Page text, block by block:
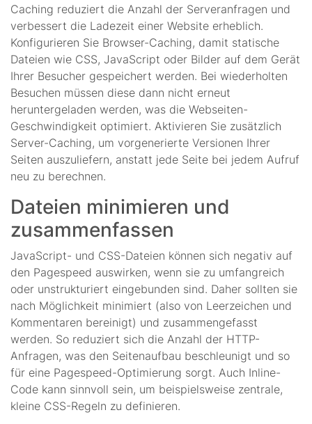
Caching reduziert die Anzahl der Serveranfragen und
verbessert die Ladezeit einer Website erheblich.
Konfigurieren Sie Browser-Caching, damit statische
Dateien wie CSS, JavaScript oder Bilder auf dem Gerät
Ihrer Besucher gespeichert werden. Bei wiederholten
Besuchen müssen diese dann nicht erneut
heruntergeladen werden, was die Webseiten-
Geschwindigkeit optimiert. Aktivieren Sie zusätzlich
Server-Caching, um vorgenerierte Versionen Ihrer
Seiten auszuliefern, anstatt jede Seite bei jedem Aufruf
neu zu berechnen.
Dateien minimieren und
zusammenfassen
JavaScript- und CSS-Dateien können sich negativ auf
den Pagespeed auswirken, wenn sie zu umfangreich
oder unstrukturiert eingebunden sind. Daher sollten sie
nach Möglichkeit minimiert (also von Leerzeichen und
Kommentaren bereinigt) und zusammengefasst
werden. So reduziert sich die Anzahl der HTTP-
Anfragen, was den Seitenaufbau beschleunigt und so
für eine Pagespeed-Optimierung sorgt. Auch Inline-
Code kann sinnvoll sein, um beispielsweise zentrale,
kleine CSS-Regeln zu definieren.